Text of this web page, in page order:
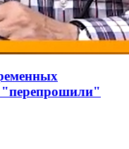
"перепрошили"